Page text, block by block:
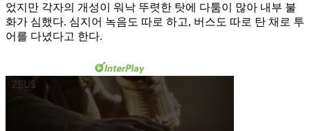
었지만 각자의 개성이 워낙 뚜렷한 탓에 다툼이 많아 내부 불
화가 심했다. 심지어 녹음도 따로 하고, 버스도 따로 탄 채로 투
어를 다녔다고 한다.